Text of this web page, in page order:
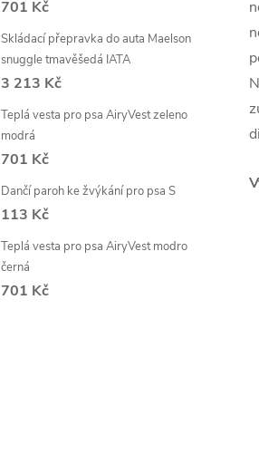
701 Kč
Skládací přepravka do auta Maelson
snuggle tmavěšedá IATA
3 213 Kč
Teplá vesta pro psa AiryVest zeleno
modrá
701 Kč
Dančí paroh ke žvýkání pro psa S
113 Kč
Teplá vesta pro psa AiryVest modro
černá
701 Kč